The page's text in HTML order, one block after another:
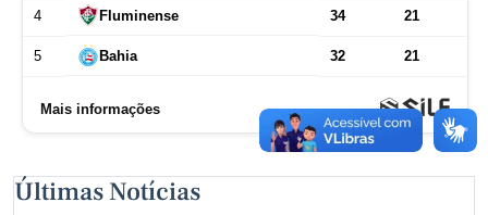
Últimas Notícias